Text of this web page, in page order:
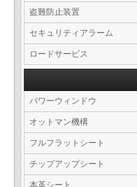
盗難防止装置
セキュリティアラーム
ロードサービス
パワーウィンドウ
オットマン機構
フルフラットシート
チップアップシート
本革シート